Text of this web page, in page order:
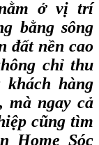
ở vị trí
bằng sông
đất nền cao
chỉ thu
hàng
mà ngay cả
cũng tìm
Home Sóc